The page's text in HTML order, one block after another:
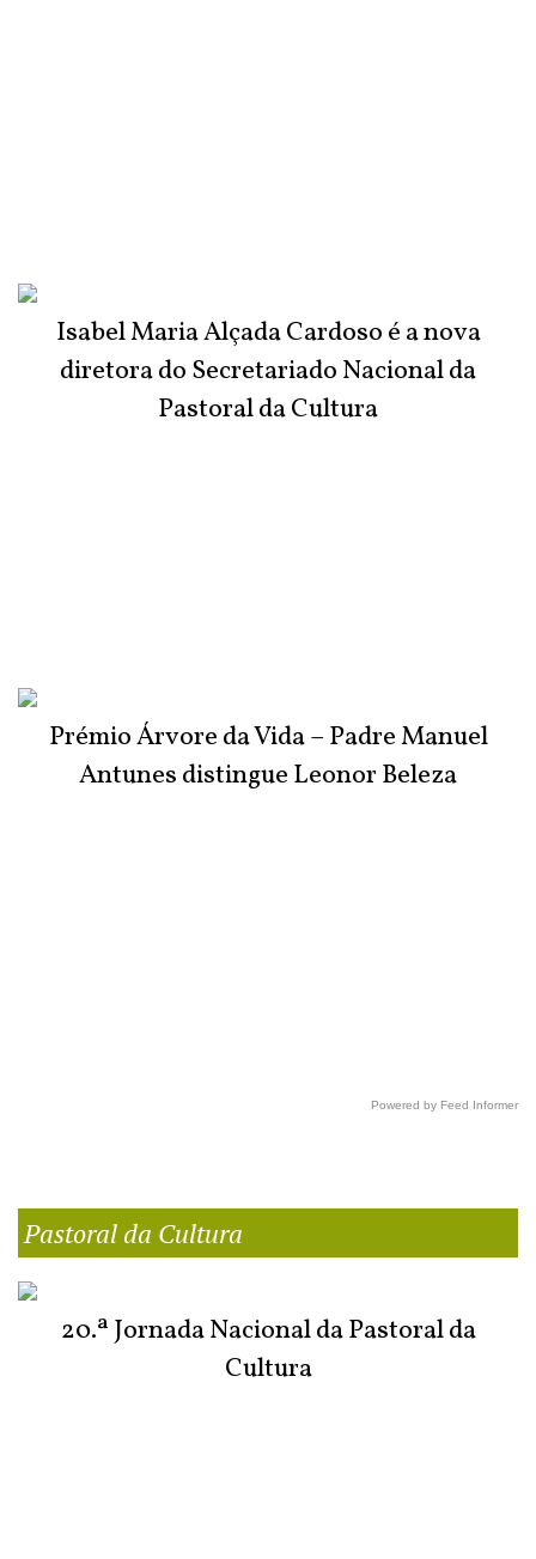
Isabel Maria Alçada Cardoso é a nova
diretora do Secretariado Nacional da
Pastoral da Cultura
Prémio Árvore da Vida – Padre Manuel
Antunes distingue Leonor Beleza
Powered by Feed Informer
Pastoral da Cultura
20.ª Jornada Nacional da Pastoral da
Cultura